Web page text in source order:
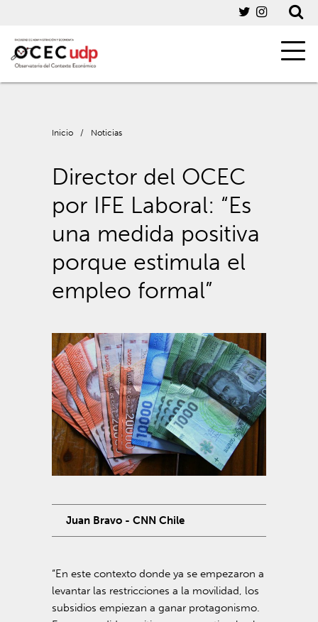
Inicio / Noticias
Director del OCEC
por IFE Laboral: “Es
una medida positiva
porque estimula el
empleo formal”
Juan Bravo - CNN Chile
“En este contexto donde ya se empezaron a
levantar las restricciones a la movilidad, los
subsidios empiezan a ganar protagonismo.